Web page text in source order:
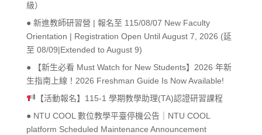
級）
● 新進教師研習營 | 報名至 115/08/07 New Faculty
Orientation | Registration Open Until August 7, 2026 (延
至 08/09|Extended to August 9)
● 【新生必看 Must Watch for New Students】2026 年新
生指南上線！2026 Freshman Guide Is Now Available!
【活動報名】115-1 學期教學助理(TA)認證研習課程
● NTU COOL 數位教學平臺停機公告｜NTU COOL
platform Scheduled Maintenance Announcement